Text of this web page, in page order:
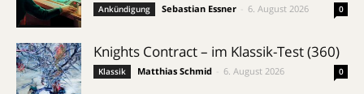
Ankündigung Sebastian Essner 6. August 2026 0
Knights Contract – im Klassik-Test (360)
Klassik Matthias Schmid 6. August 2026 0